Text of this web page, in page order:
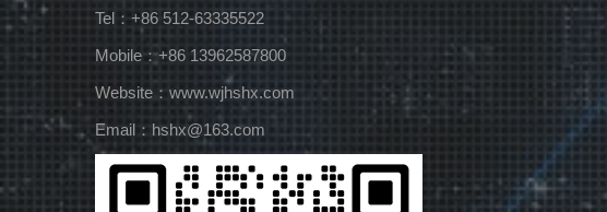
Tel：+86 512-63335522
Mobile：+86 13962587800
Website：www.wjhshx.com
Email：hshx@163.com